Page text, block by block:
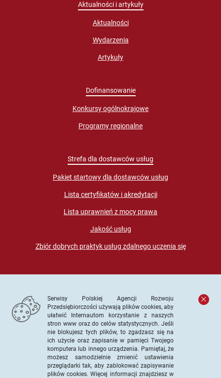
Aktualności i artykuły
Aktualności
Wydarzenia
Artykuły
Dofinansowanie
Konkursy ogólnokrajowe
Programy regionalne
Strefa dla dostawców usług
Pakiet startowy dla dostawców usług
Lista certyfikatów i akredytacji
Lista uprawnień z mocy prawa
Jakość usług
Zbiór dobrych praktyk usług zdalnego uczenia się
© PARP. Wszelkie prawa zastrzeżone
Projekt współfinansowany ze środków Unii Europejskiej w
Serwisy Polskiej Agencji Rozwoju
Przedsiębiorczości używają plików cookies, aby
ułatwić Internautom korzystanie z naszych
stron www oraz do celów statystycznych. Jeśli
nie blokujesz tych plików, to zgadzasz się na
ich użycie oraz zapisanie w pamięci Twojego
komputera lub innego urządzenia. Pamiętaj, że
możesz samodzielnie zmienić ustawienia
przeglądarki tak, aby zablokować zapisywanie
plików cookies. Więcej informacji znajdziesz w